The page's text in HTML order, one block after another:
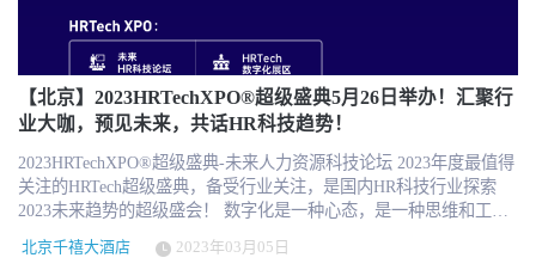
和企业出海HR同仁首次参加可申请免费 非企业HR和非会员 980元/
http://hrnext.cn/VA75V1 话题聚焦(根据不同场次)： 2023年中企出海
的人才招聘与管理挑战 海外人才发展和技能培养 出海外派人员薪酬
2023出海企业人力资源管理调研分享 2022全球人员安置与薪资平台
自己出海过程中的问题，也欢迎大家分享自己出海的经验和成功案
例。 HRTech出海俱乐部介绍： HRTech出海俱乐部是中国领先企业
出海人力资源信息服务平台，旨在通过专业的社群服务，打造人力
资源服务出海知名品牌，提升品牌的国际竞争力，帮助强化企业海
【北京】2023HRTechXPO®超级盛典5月26日举办！汇聚行
业大咖，预见未来，共话HR科技趋势！
2023HRTechXPO®超级盛典-未来人力资源科技论坛 2023年度最值得
关注的HRTech超级盛典，备受行业关注，是国内HR科技行业探索
2023未来趋势的超级盛会！ 数字化是一种心态，是一种思维和工作
方式，以人情味和员工体验为核心，创造精简、周到、有凝聚力的
数字化解决方案--这是一个整套的工作方法。拥有正确的思维方式、
北京千禧大酒店 2023年03月05日